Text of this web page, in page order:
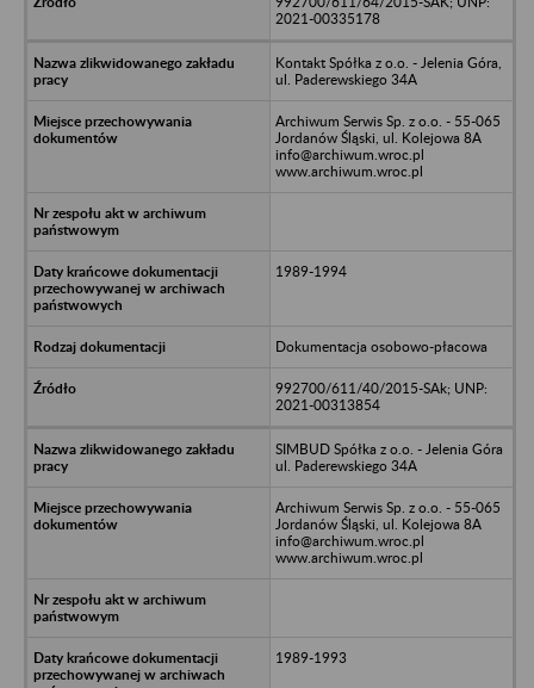
2021-00335178
Kontakt Spółka z o.o. - Jelenia Góra,
ul. Paderewskiego 34A
Archiwum Serwis Sp. z o.o. - 55-065
Jordanów Śląski, ul. Kolejowa 8A
info@archiwum.wroc.pl
www.archiwum.wroc.pl
1989-1994
Dokumentacja osobowo-płacowa
992700/611/40/2015-SAk; UNP:
2021-00313854
SIMBUD Spółka z o.o. - Jelenia Góra
ul. Paderewskiego 34A
Archiwum Serwis Sp. z o.o. - 55-065
Jordanów Śląski, ul. Kolejowa 8A
info@archiwum.wroc.pl
www.archiwum.wroc.pl
1989-1993